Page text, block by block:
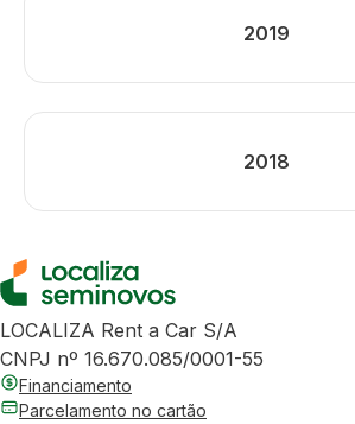
2019
2018
LOCALIZA Rent a Car S/A
CNPJ nº 16.670.085/0001-55
Financiamento
Parcelamento no cartão